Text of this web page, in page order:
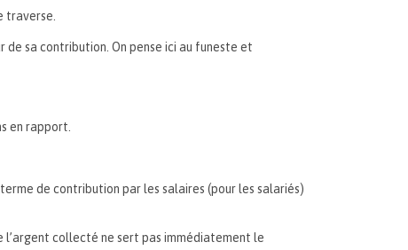
traverse.
de sa contribution. On pense ici au funeste et
en rapport.
de contribution par les salaires (pour les salariés)
l’argent collecté ne sert pas immédiatement le